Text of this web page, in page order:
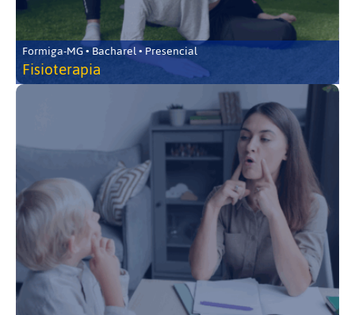
Formiga-MG • Bacharel • Presencial
Fisioterapia